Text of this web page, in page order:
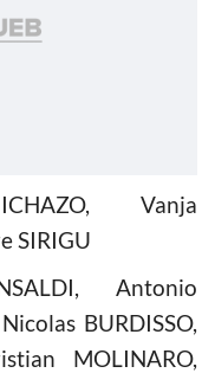
Vanja
SIRIGU
Antonio
BURDISSO,
MOLINARO,